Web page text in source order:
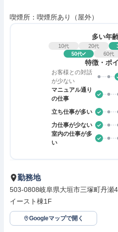
喫煙所：喫煙所あり（屋外）
多い年
10代 20代
50代 60代
特徴・ポ
お客様との対話
が少ない
マニュアル通り
の仕事
立ち仕事が多い
力仕事が少ない
室内の仕事が多
い
勤務地
503-0808岐阜県大垣市三塚町丹瀬
イースト棟1F
Googleマップで開く